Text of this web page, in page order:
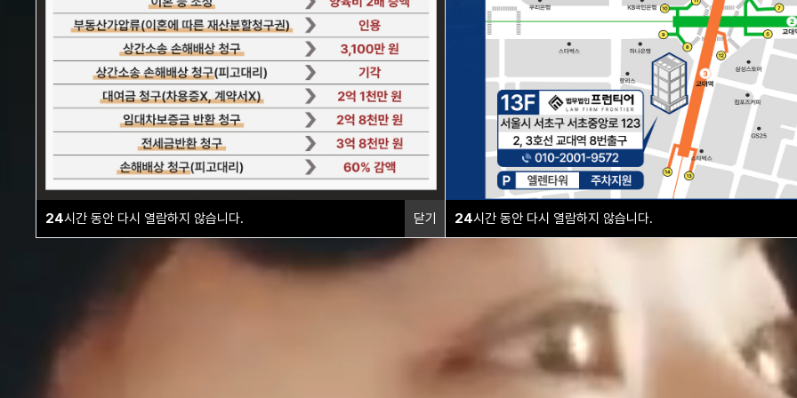
24시간 동안 다시 열람하지 않습니다. 닫기 24시간 동안 다시 열람하지 않습니다.